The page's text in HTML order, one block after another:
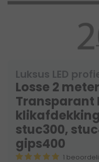
Luksus LED
Losse 2
Transparant
klikafdekking
stuc300,
gips400
1